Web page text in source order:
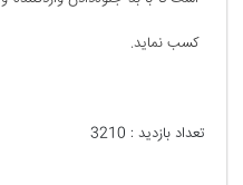
کسب نماید.
تعداد بازدید :3210